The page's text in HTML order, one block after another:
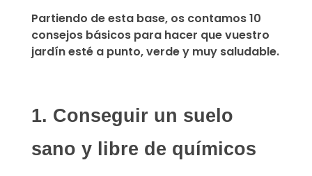
Partiendo de esta base, os contamos10
consejos básicos para hacer que vuestro
jardín esté a punto, verde y muy saludable.
1. Conseguir un suelo
sano y libre de químicos